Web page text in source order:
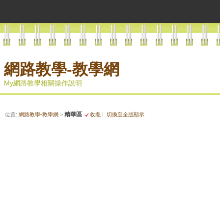
網路教學-教學網
My網路教學相關操作說明
位置: 網路教學-教學網 > 精華區 收攏 | 切換至全版顯示